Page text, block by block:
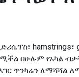
hamstrings፣
በሁሉም የአካል
ጥንካሬን ለማሻሻል